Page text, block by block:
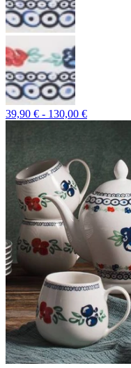
39,90 € - 130,00 €